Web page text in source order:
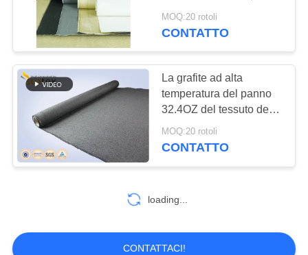
corde, nastri e maniche
MOQ:20 rotoli
CONTATTO
La grafite ad alta
temperatura del panno
32.4OZ del tessuto della
copertura di protezione
contro il calore ha
MOQ:20 rotoli
CONTATTO
loading...
CONTATTACI!